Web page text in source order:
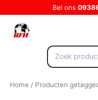
naar
Bel ons
Zoeken
naar:
Home / Producten